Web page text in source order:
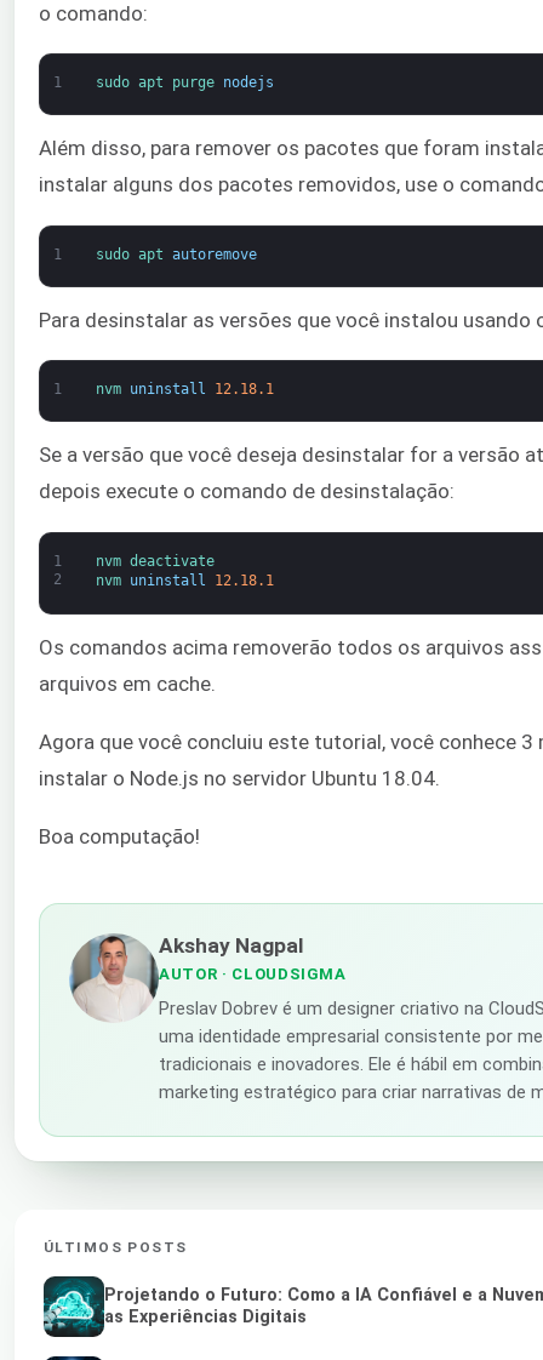
o comando:
1 sudo apt purge nodejs
Além disso, para remover os pacotes que foram
instalar alguns dos pacotes removidos, use o
1 sudo apt autoremove
Para desinstalar as versões que você instalou usando
1 nvm uninstall 12.18.1
Se a versão que você deseja desinstalar for a versão
depois execute o comando de desinstalação:
1
2
nvm deactivate
nvm uninstall 12.18.1
Os comandos acima removerão todos os arquivos
arquivos em cache.
Agora que você concluiu este tutorial, você conhece
instalar o Node.js no servidor Ubuntu 18.04.
Boa computação!
Akshay Nagpal
AUTOR · CLOUDSIGMA
Preslav Dobrev é um designer criativo na
uma identidade empresarial consistente por
tradicionais e inovadores. Ele é hábil em
marketing estratégico para criar narrativas de
ÚLTIMOS POSTS
Projetando o Futuro: Como a IA Confiável e a
as Experiências Digitais